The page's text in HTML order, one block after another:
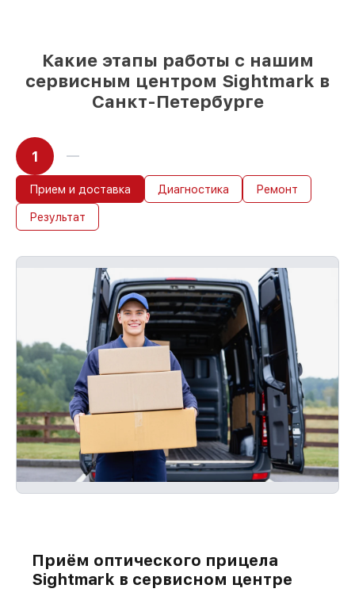
работ
Какие этапы работы с нашим
сервисным центром Sightmark в
Санкт-Петербурге
1
Прием и доставка Диагностика Ремонт
Результат
Приём оптического прицела
Sightmark в сервисном центре